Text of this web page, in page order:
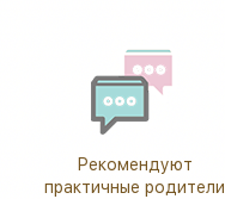
Рекомендуют
практичные родители